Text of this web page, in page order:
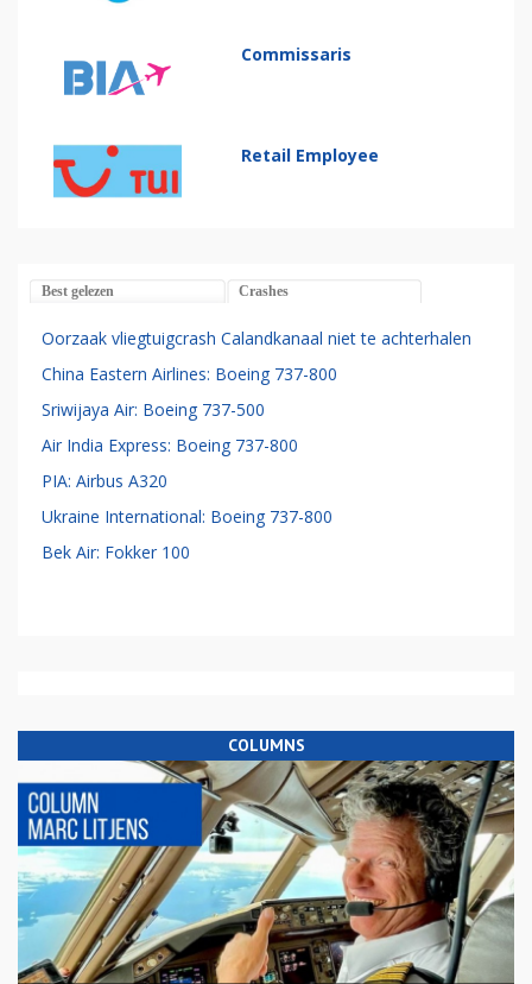
Commissaris
Retail Employee
Best gelezen Crashes
Oorzaak vliegtuigcrash Calandkanaal niet te achterhalen
China Eastern Airlines: Boeing 737-800
Sriwijaya Air: Boeing 737-500
Air India Express: Boeing 737-800
PIA: Airbus A320
Ukraine International: Boeing 737-800
Bek Air: Fokker 100
COLUMNS